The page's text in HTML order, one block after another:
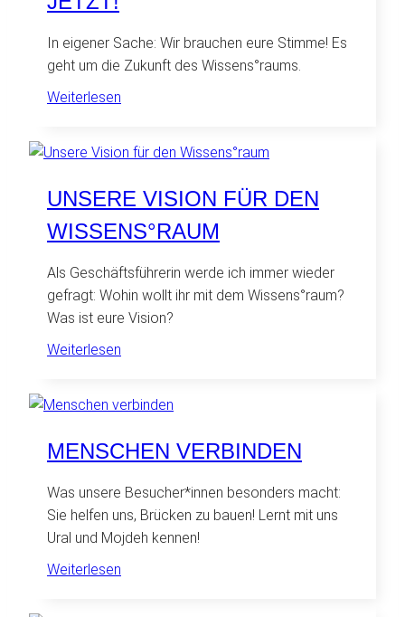
In eigener Sache: Wir brauchen eure Stimme! Es
geht um die Zukunft des Wissens°raums.
Weiterlesen
Voting
startet
…
JETZT!
UNSERE VISION FÜR DEN
WISSENS°RAUM
Als Geschäftsführerin werde ich immer wieder
gefragt: Wohin wollt ihr mit dem Wissens°raum?
Was ist eure Vision?
Weiterlesen
für
den
Wissens°raum
MENSCHEN VERBINDEN
Was unsere Besucher*innen besonders macht:
Sie helfen uns, Brücken zu bauen! Lernt mit uns
Ural und Mojdeh kennen!
Weiterlesen